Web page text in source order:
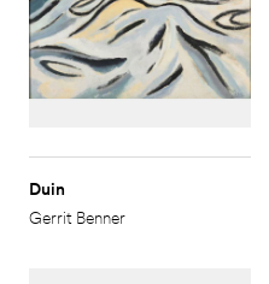
Duin
Gerrit Benner